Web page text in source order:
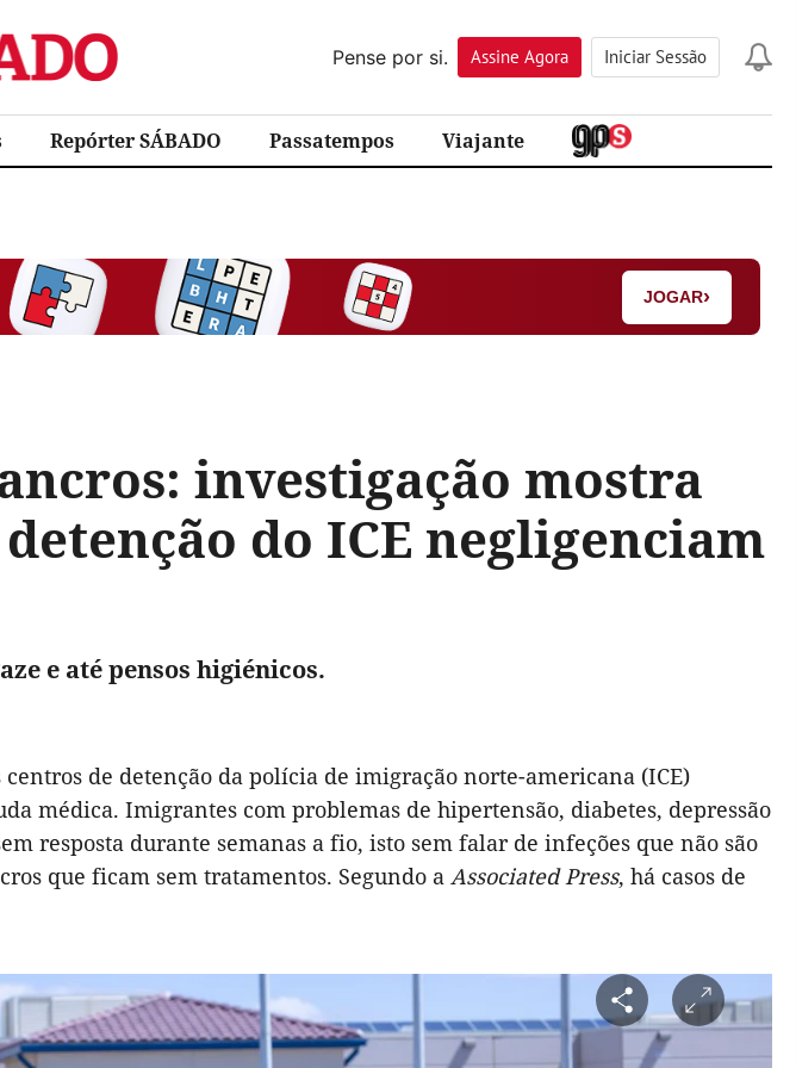
Pense por si.
Assine Agora Iniciar Sessão
Repórter SÁBADO Passatempos Viajante
JOGAR›
investigação mostra
do ICE negligenciam
e até pensos higiénicos.
centros de detenção da polícia de imigração norte-americana (ICE)
médica. Imigrantes com problemas de hipertensão, diabetes, depressão
resposta durante semanas a fio, isto sem falar de infeções que não são
que ficam sem tratamentos. Segundo a Associated Press, há casos de